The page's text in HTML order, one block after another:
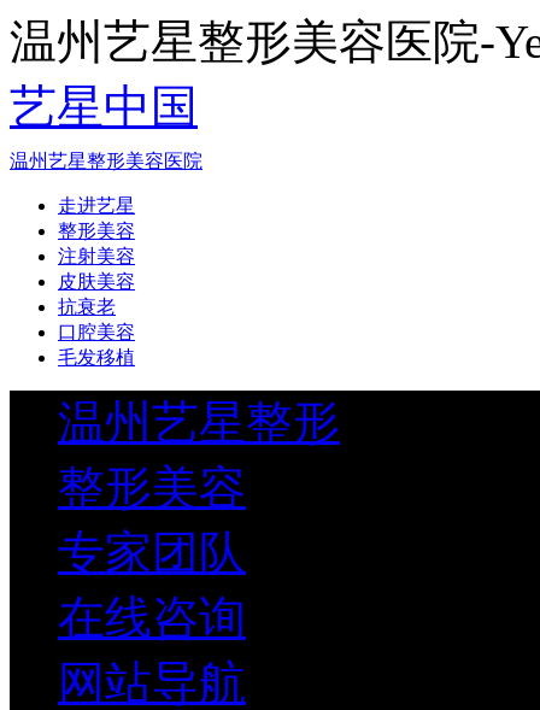
温州艺星整形美容医院-
艺星中国
温州艺星整形美容医院
走进艺星
整形美容
注射美容
皮肤美容
抗衰老
口腔美容
毛发移植
温州艺星整形
整形美容
专家团队
在线咨询
网站导航